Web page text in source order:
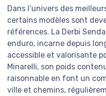
Dans l’univers des
certains modèles sont
références. La Derbi
enduro, incarne depuis
accessible et valorisante
Minarelli, son poids
raisonnable en font un
ville et chemins,